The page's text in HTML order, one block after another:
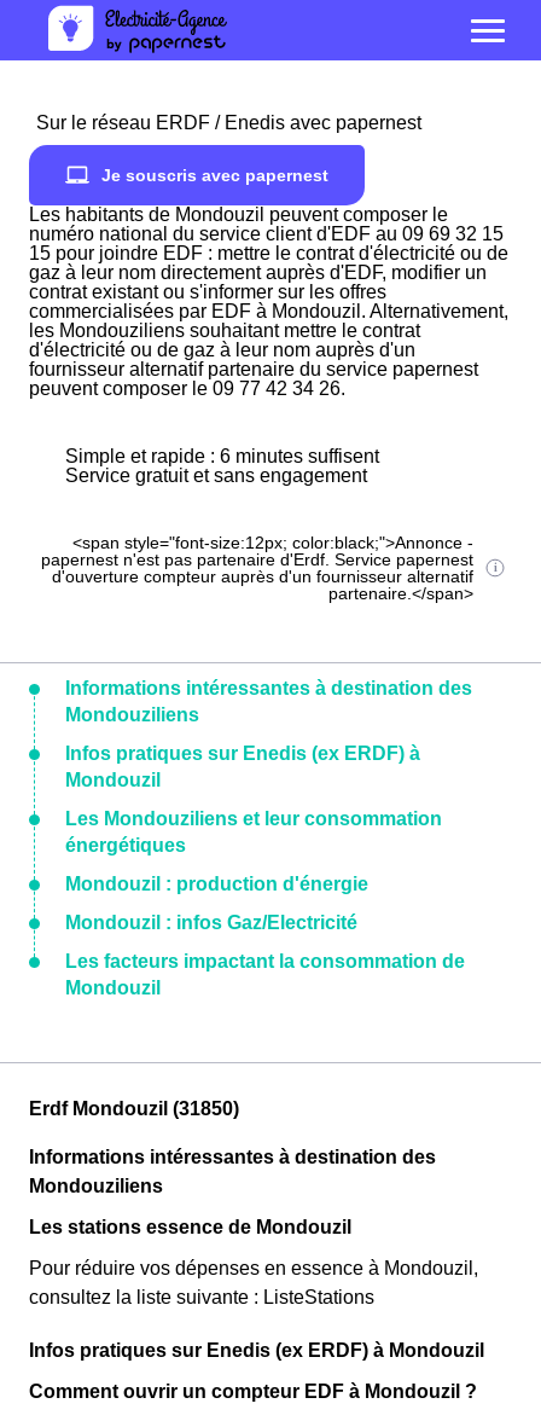
Sur le réseau ERDF / Enedis avec papernest
Je souscris avec papernest
Les habitants de Mondouzil peuvent composer le
numéro national du service client d'EDF au 09 69 32 15
15 pour joindre EDF : mettre le contrat d'électricité ou de
gaz à leur nom directement auprès d'EDF, modifier un
contrat existant ou s'informer sur les offres
commercialisées par EDF à Mondouzil. Alternativement,
les Mondouziliens souhaitant mettre le contrat
d'électricité ou de gaz à leur nom auprès d'un
fournisseur alternatif partenaire du service papernest
peuvent composer le 09 77 42 34 26.
Simple et rapide : 6 minutes suffisent
Service gratuit et sans engagement
<span style="font-size:12px; color:black;">Annonce -
papernest n'est pas partenaire d'Erdf. Service papernest
d'ouverture compteur auprès d'un fournisseur alternatif
partenaire.</span>
Informations intéressantes à destination des
Mondouziliens
Infos pratiques sur Enedis (ex ERDF) à
Mondouzil
Les Mondouziliens et leur consommation
énergétiques
Mondouzil : production d'énergie
Mondouzil : infos Gaz/Electricité
Les facteurs impactant la consommation de
Mondouzil
Erdf Mondouzil (31850)
Informations intéressantes à destination des
Mondouziliens
Les stations essence de Mondouzil
Pour réduire vos dépenses en essence à Mondouzil,
consultez la liste suivante : ListeStations
Infos pratiques sur Enedis (ex ERDF) à Mondouzil
Comment ouvrir un compteur EDF à Mondouzil ?